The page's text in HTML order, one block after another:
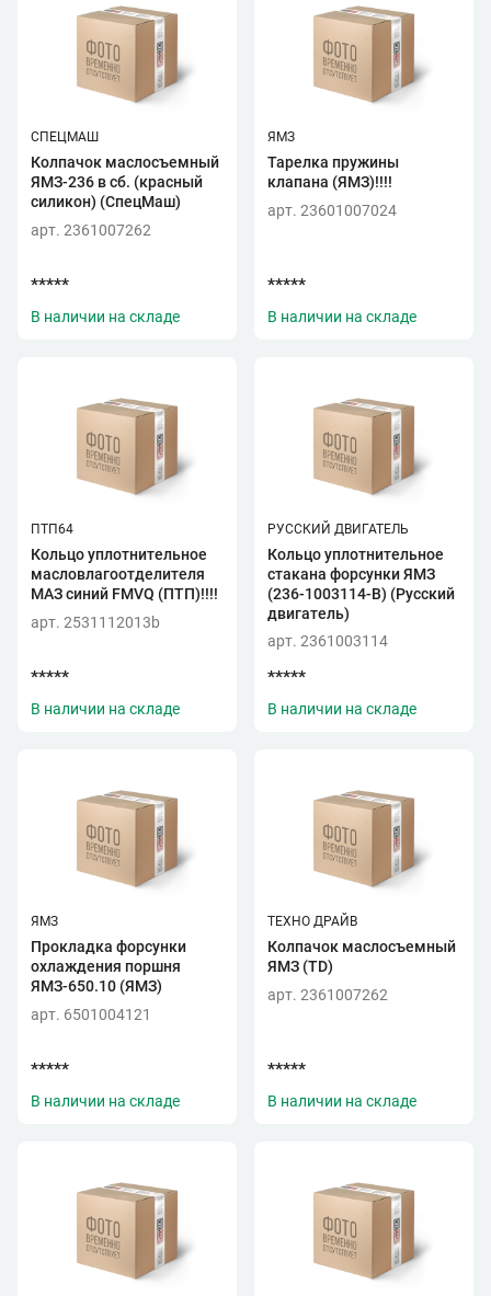
СПЕЦМАШ
Колпачок маслосъемный
ЯМЗ-236 в сб. (красный
силикон) (СпецМаш)
арт. 2361007262
*****
В наличии на складе
ЯМЗ
Тарелка пружины
клапана (ЯМЗ)!!!!
арт. 23601007024
*****
В наличии на складе
ПТП64
Кольцо уплотнительное
масловлагоотделителя
МАЗ синий FMVQ (ПТП)!!!!
арт. 2531112013b
*****
В наличии на складе
РУССКИЙ ДВИГАТЕЛЬ
Кольцо уплотнительное
стакана форсунки ЯМЗ
(236-1003114-В) (Русский
двигатель)
арт. 2361003114
*****
В наличии на складе
ЯМЗ
Прокладка форсунки
охлаждения поршня
ЯМЗ-650.10 (ЯМЗ)
арт. 6501004121
*****
В наличии на складе
ТЕХНО ДРАЙВ
Колпачок маслосъемный
ЯМЗ (TD)
арт. 2361007262
*****
В наличии на складе